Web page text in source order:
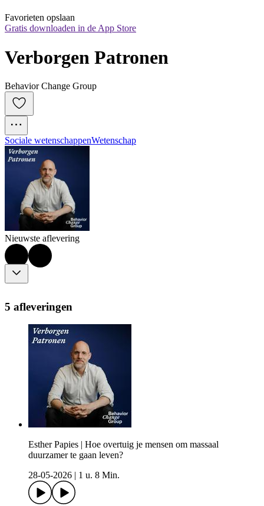
Favorieten opslaan
Gratis downloaden in de App Store
Verborgen Patronen
Behavior Change Group
Sociale wetenschappenWetenschap
Nieuwste aflevering
5 afleveringen
Esther Papies | Hoe overtuig je mensen om massaal
duurzamer te gaan leven?
28-05-2026
1 u. 8 Min.